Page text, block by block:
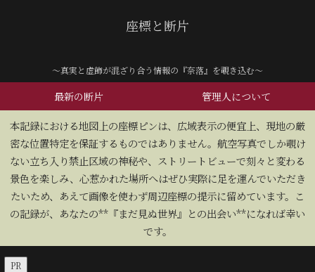
座標と断片
～真実と虚飾が混ざり合う情報の『奈落』を覗き込む～
最新の断片 管理人について
​本記録における地図上の座標ピンは、広域表示の便宜上、現地の厳
密な位置特定を保証するものではありません。航空写真でしか覗け
ない立ち入り禁止区域の神秘や、ストリートビューで刻々と変わる
景色を楽しみ、心惹かれた場所へはぜひ実際に足を運んでいただき
たいため、あえて画像を使わず周辺座標の提示に留めています。こ
の記録が、あなたの**『まだ見ぬ世界』との出会い**になれば幸い
です。
PR